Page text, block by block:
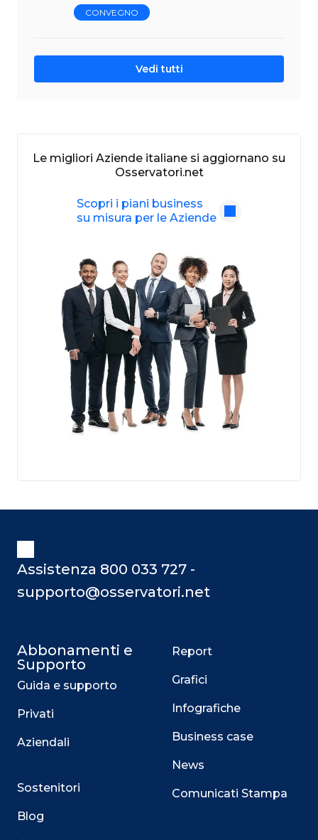
CONVEGNO
Vedi tutti
Le migliori Aziende italiane si aggiornano su
Osservatori.net
Scopri i piani business
su misura per le Aziende
Assistenza 800 033 727 -
supporto@osservatori.net
Abbonamenti e
Supporto
Guida e supporto
Privati
Aziendali
Sostenitori
Blog
Report
Grafici
Infografiche
Business case
News
Comunicati Stampa